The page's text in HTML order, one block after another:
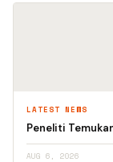
LATEST NEWS
Peneliti
AUG 6, 2026